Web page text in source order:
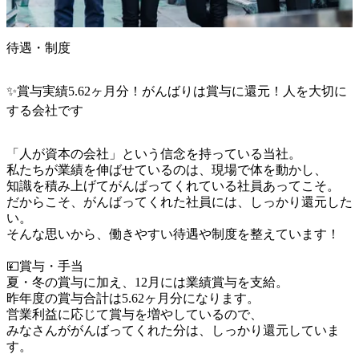
待遇・制度
✨️賞与実績5.62ヶ月分！がんばりは賞与に還元！人を大切に
する会社です
「人が資本の会社」という信念を持っている当社。
私たちが業績を伸ばせているのは、現場で体を動かし、
知識を積み上げてがんばってくれている社員あってこそ。
だからこそ、がんばってくれた社員には、しっかり還元した
い。
そんな思いから、働きやすい待遇や制度を整えています！
💴賞与・手当
夏・冬の賞与に加え、12月には業績賞与を支給。
昨年度の賞与合計は5.62ヶ月分になります。
営業利益に応じて賞与を増やしているので、
みなさんががんばってくれた分は、しっかり還元していま
す。